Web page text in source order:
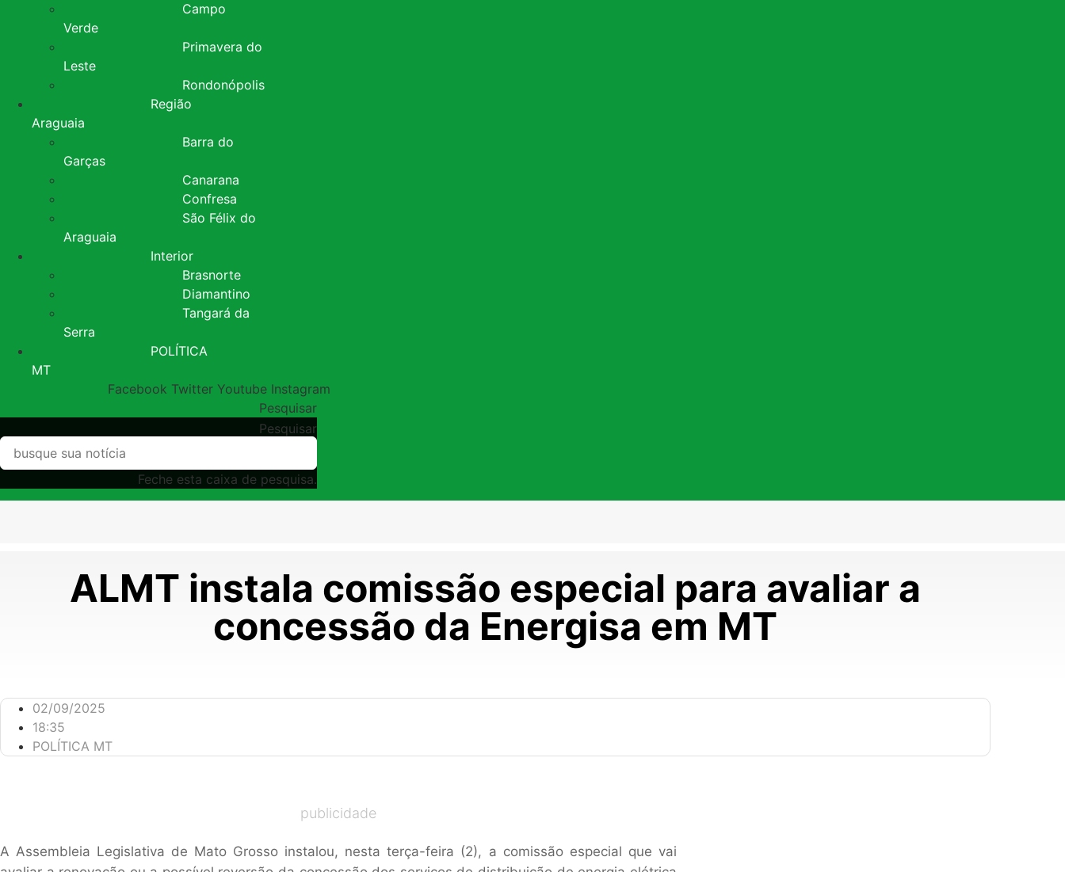
Campo
Verde
Primavera do
Leste
Rondonópolis
Região
Araguaia
Barra do
Garças
Canarana
Confresa
São Félix do
Araguaia
Interior
Brasnorte
Diamantino
Tangará da
Serra
POLÍTICA
MT
Facebook Twitter Youtube Instagram
Pesquisar
Pesquisar
Feche esta caixa de pesquisa.
ALMT instala comissão especial para avaliar a
concessão da Energisa em MT
02/09/2025
18:35
POLÍTICA MT
publicidade
A Assembleia Legislativa de Mato Grosso instalou, nesta terça-feira (2), a comissão especial que vai